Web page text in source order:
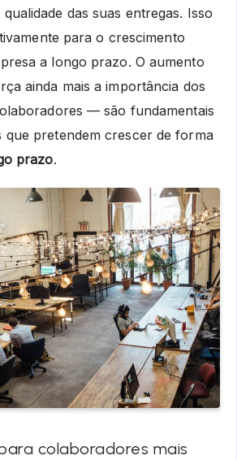
das suas entregas. Isso
para o crescimento
a longo prazo. O aumento
ainda mais a importância dos
— são fundamentais
que pretendem crescer de forma
prazo.
colaboradores mais